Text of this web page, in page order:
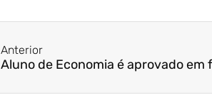
Anterior